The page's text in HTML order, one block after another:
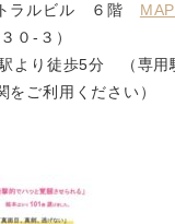
ラルビル ６階 MAP
０-３ ）
より徒歩5分 （専用
をご利用ください）